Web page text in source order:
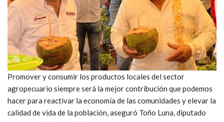
Promover y consumir los productos locales del sector
agropecuario siempre será la mejor contribución que podemos
hacer para reactivar la economía de las comunidades y elevar la
calidad de vida de la población, aseguró Toño Luna, diputado